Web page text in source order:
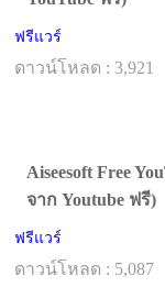
ฟรีแวร์
ดาวน์โหลด : 3,921
Aiseesoft Free
จาก Youtube ฟรี)
ฟรีแวร์
ดาวน์โหลด : 5,087